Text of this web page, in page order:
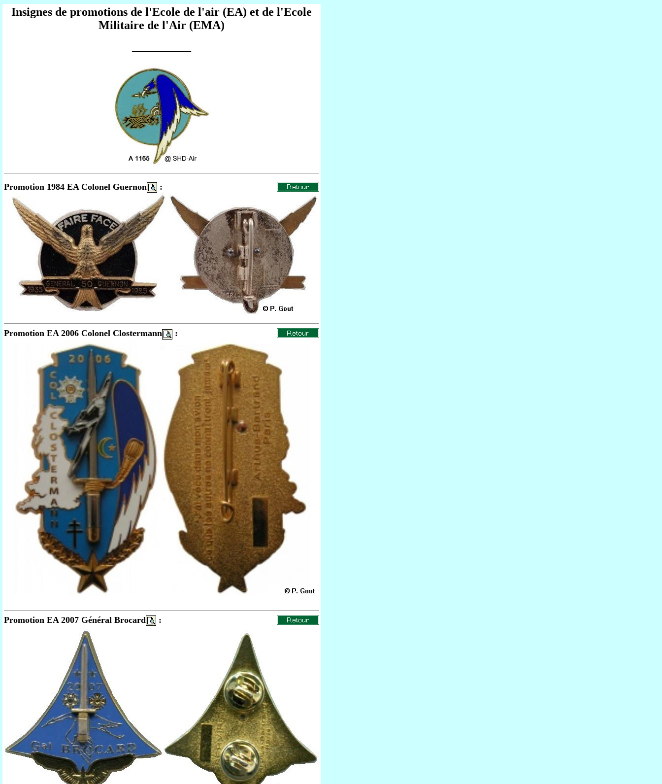
Insignes de promotions de l'Ecole de l'air (EA) et de l'Ecole
Militaire de l'Air (EMA)
Promotion 1984 EA Colonel Guernon :
Promotion EA 2006 Colonel Clostermann :
Promotion EA 2007 Général Brocard :